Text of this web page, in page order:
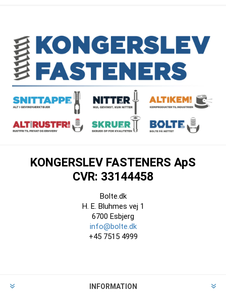
KONGERSLEV FASTENERS ApS
CVR: 33144458
Bolte.dk
H. E. Bluhmes vej 1
6700 Esbjerg
info@bolte.dk
+45 7515 4999
INFORMATION